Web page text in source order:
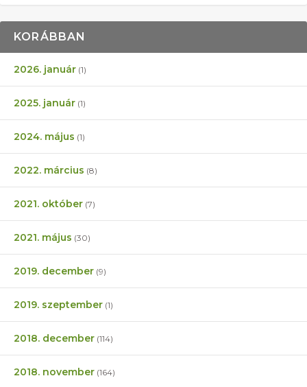
KORÁBBAN
2026. január (1)
2025. január (1)
2024. május (1)
2022. március (8)
2021. október (7)
2021. május (30)
2019. december (9)
2019. szeptember (1)
2018. december (114)
2018. november (164)